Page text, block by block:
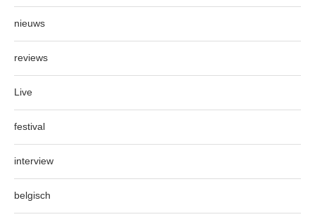
nieuws
reviews
Live
festival
interview
belgisch